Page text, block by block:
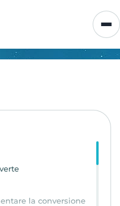
la conversione